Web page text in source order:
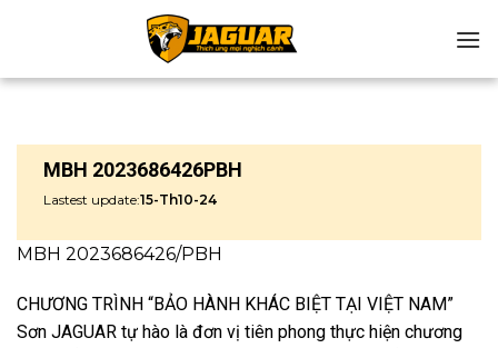
MBH 2023686426PBH
Lastest update:15-Th10-24
MBH 2023686426/PBH
CHƯƠNG TRÌNH “BẢO HÀNH KHÁC BIỆT TẠI VIỆT NAM”
Sơn JAGUAR tự hào là đơn vị tiên phong thực hiện chương